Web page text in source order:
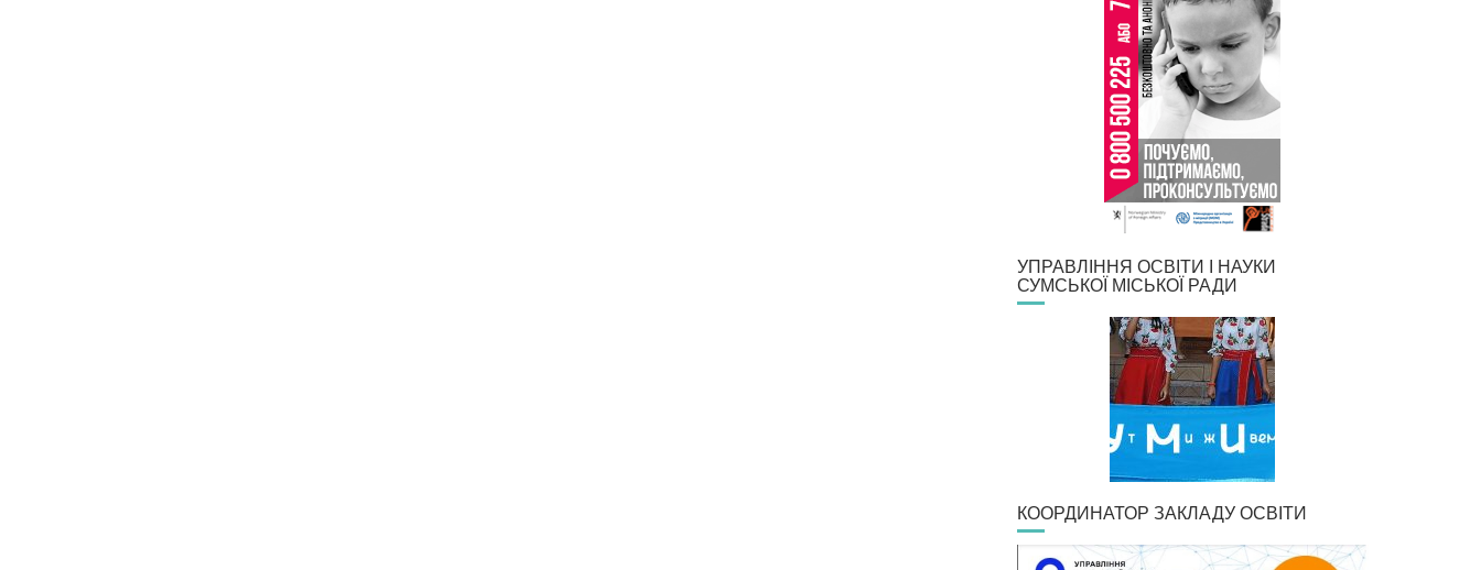
УПРАВЛІННЯ ОСВІТИ І НАУКИ
СУМСЬКОЇ МІСЬКОЇ РАДИ
КООРДИНАТОР ЗАКЛАДУ ОСВІТИ